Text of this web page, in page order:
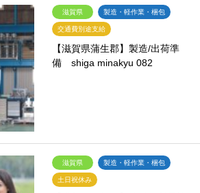
滋賀県 製造・軽作業・梱包
交通費別途支給
【滋賀県蒲生郡】製造/出荷準
備 shiga minakyu 082
滋賀県 製造・軽作業・梱包
土日祝休み